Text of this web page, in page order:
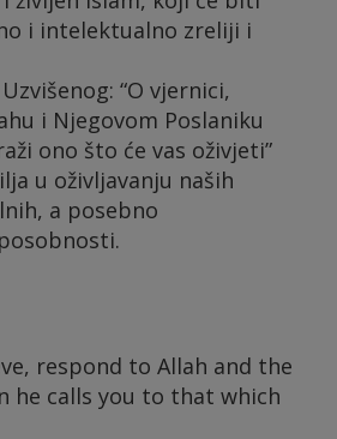
i intelektualno zreliji i
“O vjernici,
i Njegovom Poslaniku
ono što će vas oživjeti”
u oživljavanju naših
a posebno
respond to Allah and the
he calls you to that which